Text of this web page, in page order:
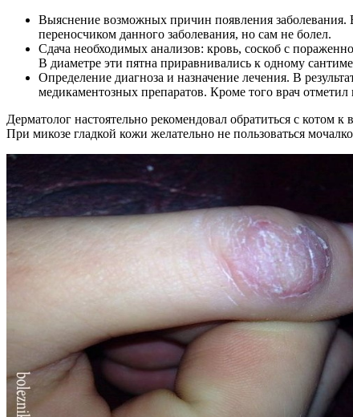
Выяснение возможных причин появления заболевания.
переносчиком данного заболевания, но сам не болел.
Сдача необходимых анализов: кровь, соскоб с
В диаметре эти пятна приравнивались к одному
Определение диагноза и назначение лечения. В
медикаментозных препаратов. Кроме того врач
Дерматолог настоятельно рекомендовал обратиться с
При микозе гладкой кожи желательно не пользоваться